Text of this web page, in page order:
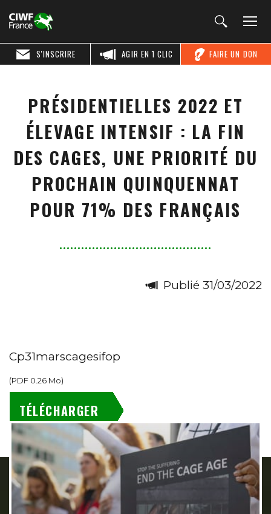
FAIRE UN DON
AGIR EN 1 CLIC
S'INSCRIRE
PRÉSIDENTIELLES 2022 ET
ÉLEVAGE INTENSIF : LA FIN
DES CAGES, UNE PRIORITÉ DU
PROCHAIN QUINQUENNAT
POUR 71% DES FRANÇAIS
Publié 31/03/2022
Cp31marscagesifop
(PDF 0.26 Mo)
TÉLÉCHARGER